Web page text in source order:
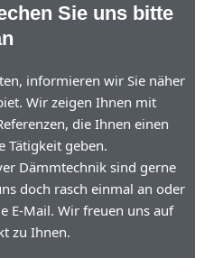
Sie uns bitte
informieren wir Sie näher
Wir zeigen Ihnen mit
die Ihnen einen
Tätigkeit geben.
Dämmtechnik sind gerne
doch rasch einmal an oder
E-Mail. Wir freuen uns auf
zu Ihnen.